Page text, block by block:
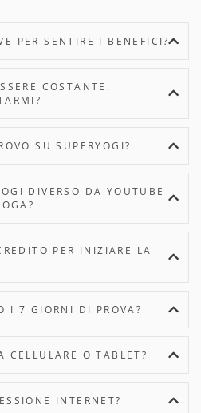
PER SENTIRE I BENEFICI?
COSTANTE.
SU SUPERYOGI?
DIVERSO DA YOUTUBE
PER INIZIARE LA
I 7 GIORNI DI PROVA?
CELLULARE O TABLET?
INTERNET?